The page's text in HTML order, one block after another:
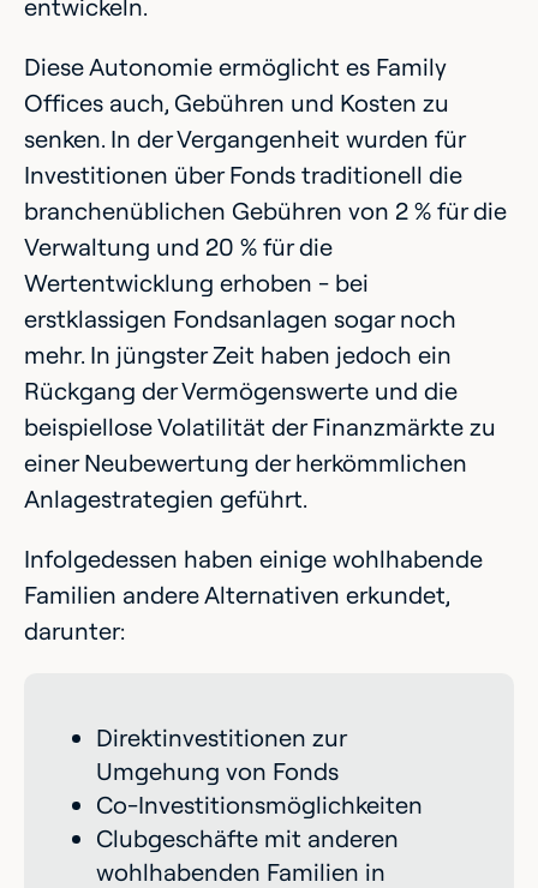
entwickeln.
Diese Autonomie ermöglicht es Family
Offices auch, Gebühren und Kosten zu
senken. In der Vergangenheit wurden für
Investitionen über Fonds traditionell die
branchenüblichen Gebühren von 2 % für die
Verwaltung und 20 % für die
Wertentwicklung erhoben - bei
erstklassigen Fondsanlagen sogar noch
mehr. In jüngster Zeit haben jedoch ein
Rückgang der Vermögenswerte und die
beispiellose Volatilität der Finanzmärkte zu
einer Neubewertung der herkömmlichen
Anlagestrategien geführt.
Infolgedessen haben einige wohlhabende
Familien andere Alternativen erkundet,
darunter:
Direktinvestitionen zur
Umgehung von Fonds
Co-Investitionsmöglichkeiten
Clubgeschäfte mit anderen
wohlhabenden Familien in